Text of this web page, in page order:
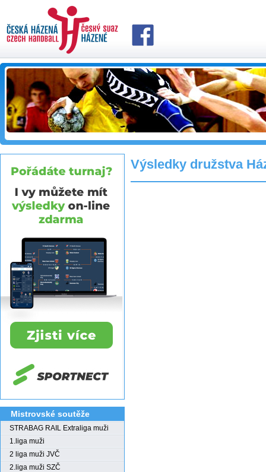
Mistrovské soutěže
STRABAG RAIL Extraliga muži
1.liga muži
2 liga muži JVČ
2.liga muži SZČ
Výsledky družstva